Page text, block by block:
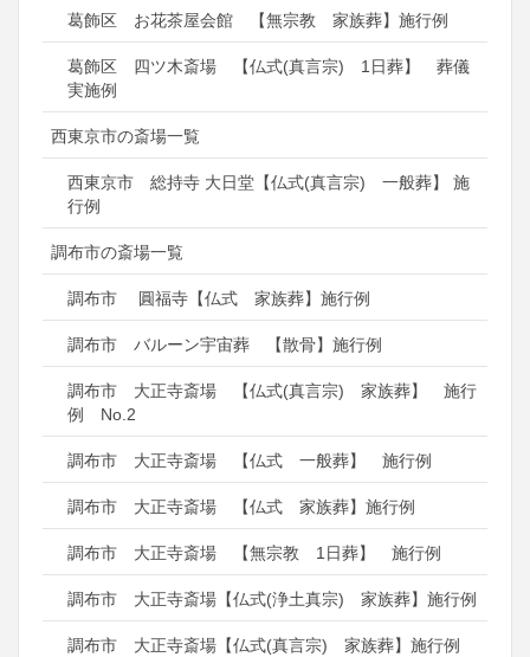
葛飾区 お花茶屋会館 【無宗教 家族葬】施行例
葛飾区 四ツ木斎場 【仏式(真言宗) 1日葬】 葬儀
実施例
西東京市の斎場一覧
西東京市 総持寺 大日堂【仏式(真言宗) 一般葬】 施
行例
調布市の斎場一覧
調布市 圓福寺【仏式 家族葬】施行例
調布市 バルーン宇宙葬 【散骨】施行例
調布市 大正寺斎場 【仏式(真言宗) 家族葬】 施行
例 No.2
調布市 大正寺斎場 【仏式 一般葬】 施行例
調布市 大正寺斎場 【仏式 家族葬】施行例
調布市 大正寺斎場 【無宗教 1日葬】 施行例
調布市 大正寺斎場【仏式(浄土真宗) 家族葬】施行例
調布市 大正寺斎場【仏式(真言宗) 家族葬】施行例